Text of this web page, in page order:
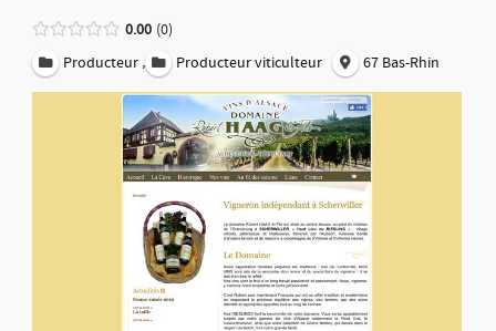
0.00 0
Producteur , Producteur viticulteur 67 Bas-Rhin